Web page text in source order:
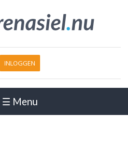
INLOGGEN
☰ Menu